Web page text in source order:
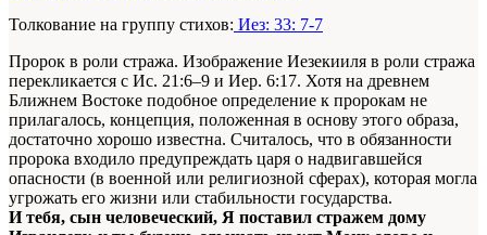
Толкование на группу стихов: Иез: 33: 7-7
Пророк в роли стража. Изображение Иезекииля в роли стража
перекликается с Ис. 21:6–9 и Иер. 6:17. Хотя на древнем
Ближнем Востоке подобное определение к пророкам не
прилагалось, концепция, положенная в основу этого образа,
достаточно хорошо известна. Считалось, что в обязанности
пророка входило предупреждать царя о надвигавшейся
опасности (в военной или религиозной сферах), которая могла
угрожать его жизни или стабильности государства.
И тебя, сын человеческий, Я поставил стражем дому